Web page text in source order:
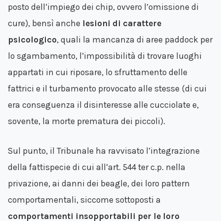
posto dell’impiego dei chip, ovvero l’omissione di
cure), bensì anche lesioni di carattere
psicologico, quali la mancanza di aree paddock per
lo sgambamento, l’impossibilità di trovare luoghi
appartati in cui riposare, lo sfruttamento delle
fattrici e il turbamento provocato alle stesse (di cui
era conseguenza il disinteresse alle cucciolate e,
sovente, la morte prematura dei piccoli).
Sul punto, il Tribunale ha ravvisato l’integrazione
della fattispecie di cui all’art. 544 ter c.p. nella
privazione, ai danni dei beagle, dei loro pattern
comportamentali, siccome sottoposti a
comportamenti insopportabili per le loro